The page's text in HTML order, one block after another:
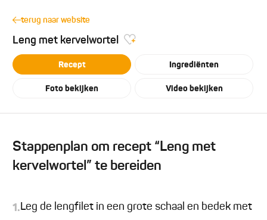
terug naar website
Leng met kervelwortel
Recept Ingrediënten
Foto bekijken Video bekijken
Stappenplan om recept “Leng met
kervelwortel” te bereiden
1. Leg de lengfilet in een grote schaal en bedek met